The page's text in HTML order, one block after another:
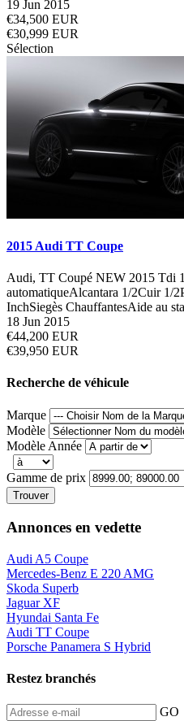
19 Jun 2015
€34,500 EUR
€30,999 EUR
Sélection
2015 Audi TT Coupe
Audi, TT Coupé NEW 2015 Tdi
automatiqueAlcantara 1/2Cuir 1/
InchSiegès ChauffantesAide au
18 Jun 2015
€44,200 EUR
€39,950 EUR
Recherche de véhicule
Marque
Modèle
Modèle Année
Gamme de prix
Trouver
Annonces en vedette
Audi A5 Coupe
Mercedes-Benz E 220 AMG
Skoda Superb
Jaguar XF
Hyundai Santa Fe
Audi TT Coupe
Porsche Panamera S Hybrid
Restez branchés
GO